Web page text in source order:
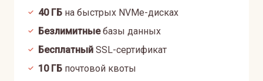
40ГБ на быстрых NVMe-дисках
Безлимитныебазы данных
Бесплатный SSL-сертификат
10ГБ почтовой квоты